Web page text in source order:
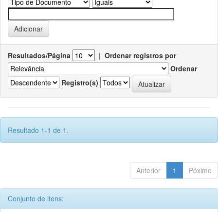
Resultados/Página | Ordenar registros por
Ordenar
Registro(s)
Resultado 1-1 de 1.
Anterior 1 Póximo
Conjunto de itens: